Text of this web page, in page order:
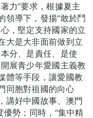
力”要求，根據夏主
領導下，發揚“敢於鬥
，堅定支持國家的立
大是大非面前做到立
分、是責任、是使
展青少年愛國主義教
體等手段，讓愛國教
同胞對祖國的向心
講好中國故事、澳門
優勢；同時，“集中精